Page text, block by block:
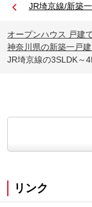
JR埼京線/新築
オープンハウス 戸建
神奈川県の新築一戸建
JR埼京線の3SLDK～
リンク